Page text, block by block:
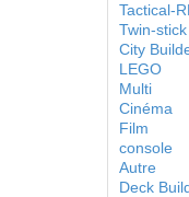
Tactical-
Twin-
City
LEGO
Multi
Cinéma
Film
console
Autre
Deck